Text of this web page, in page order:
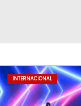
INTERNACIONAL